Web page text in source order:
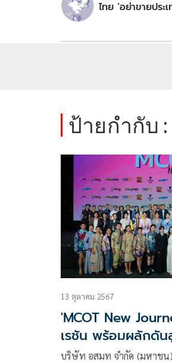
ไทย ‘อย่าขายประเ
ป้ายกำกับ :
13 ตุลาคม 2567
'MCOT New
เรชัน พร้อมผลักดัน
บริษัท อสมท จำกัด (มหาชน)